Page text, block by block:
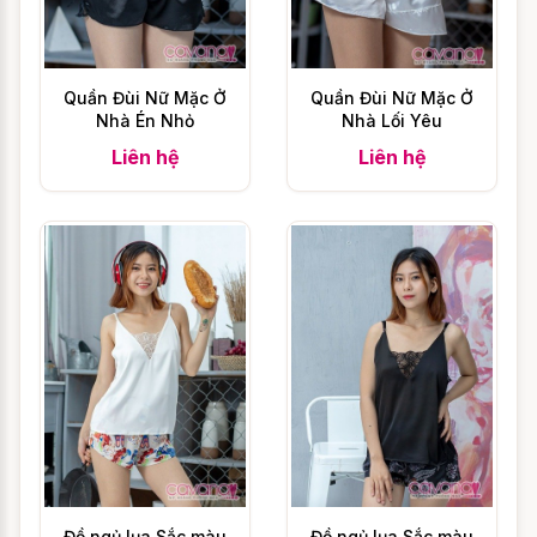
nhau mà thông số có thể lệch từ 2cm -
4cm. Nhân viên sẽ gọi điện và giúp bạn tư
vấn size sau khi bạn đặt hàng. Vì vậy, bạn
có thể được nhân viên tư vấn và hỗ trợ lựa
chọn size sau khi đặt hàng. Bạn cứ yên
Bảo quản Đồ ngủ Pijama
phong cánh Hàn Quốc Én
Nhỏ như thế nào ?
Những bộ đồ ngủ, đồ cosplay, Đồ ngủ
Pijama nữ như Đồ ngủ Pijama phong cánh
Hàn Quốc Én Nhỏ sau khi mặc cần tránh
cho vào sọt quần áo bẩn hoặc tránh cho
thẳng vào lồng giặt trong thời gian đợi giặt.
Quần Đùi Nữ Mặc Ở
Nhà Én Nhỏ
Liên hệ
Quần Đùi Nữ Mặc Ở
Nhà Lối Yêu
Liên hệ